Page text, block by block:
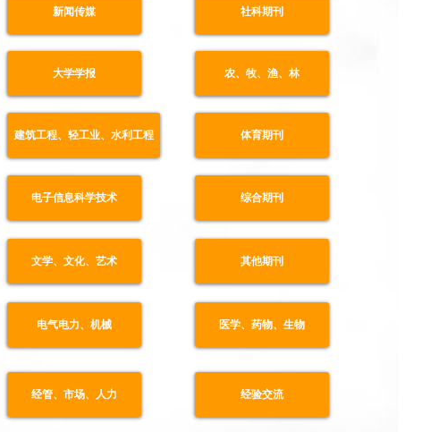
社科期刊
新闻传媒
农、牧、渔、林
大学学报
体育期刊
建筑工程、轻工业、水利工程
电子信息科学技术 综合期刊
其他期刊
文学、文化、艺术
医学、药物、生物
电气电力、机械
经验交流
经管、市场、人力